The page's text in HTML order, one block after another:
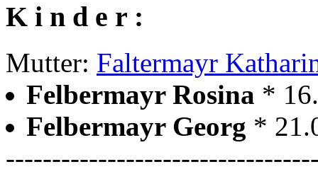
K i n d e r :
Mutter: Faltermayr
Felbermayr Rosina *
Felbermayr Georg *